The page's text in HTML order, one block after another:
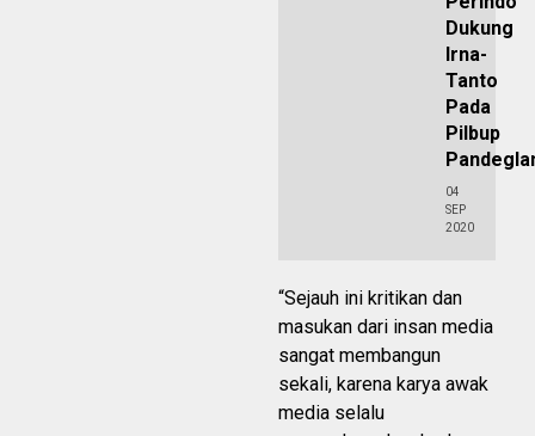
Dukung
Irna-
Tanto
Pada
Pilbup
04
SEP
2020
“Sejauh ini kritikan dan
masukan dari insan media
sangat membangun
sekali, karena karya awak
media selalu